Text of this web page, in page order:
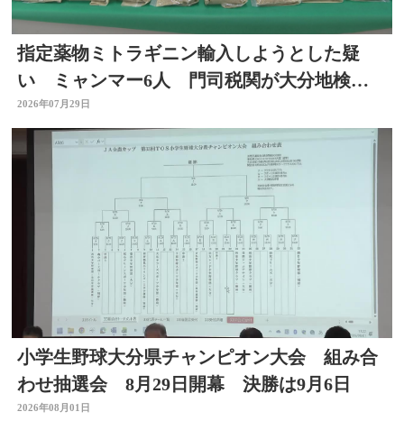
指定薬物ミトラギニン輸入しようとした疑
い ミャンマー6人 門司税関が大分地検に
告発 大分
2026年07月29日
小学生野球大分県チャンピオン大会 組み合
わせ抽選会 8月29日開幕 決勝は9月6日
2026年08月01日